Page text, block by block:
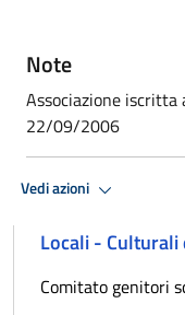
Note
Associazione iscritta
22/09/2006
Vedi azioni
Locali -
Comitato genitori